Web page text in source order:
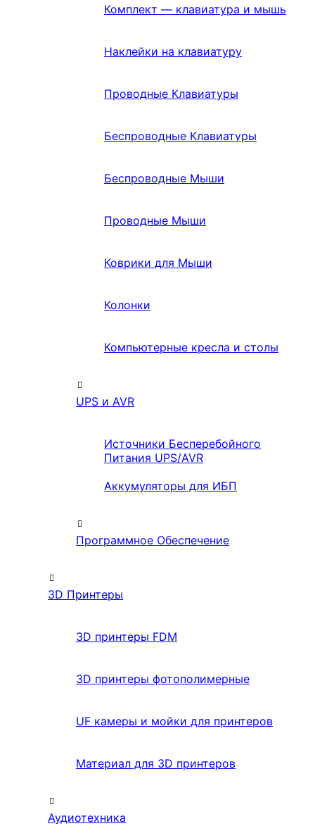
Комплект — клавиатура и мышь
Наклейки на клавиатуру
Проводные Клавиатуры
Беспроводные Клавиатуры
Беспроводные Мыши
Проводные Мыши
Коврики для Мыши
Колонки
Компьютерные кресла и столы
UPS и AVR
Источники Бесперебойного
Питания UPS/AVR
Аккумуляторы для ИБП
Программное Обеспечение
3D Принтеры
3D принтеры FDM
3D принтеры фотополимерные
UF камеры и мойки для принтеров
Материал для 3D принтеров
Аудиотехника